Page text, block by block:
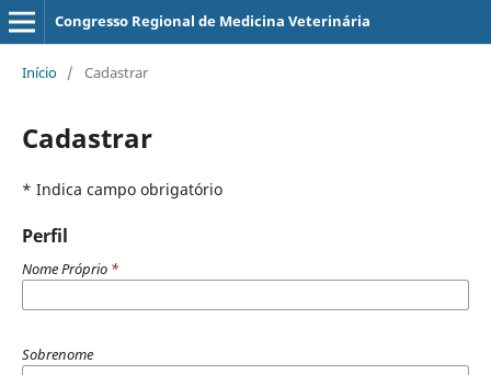
Congresso Regional de Medicina Veterinária
Início / Cadastrar
Cadastrar
* Indica campo obrigatório
Perfil
Nome Próprio *
Sobrenome